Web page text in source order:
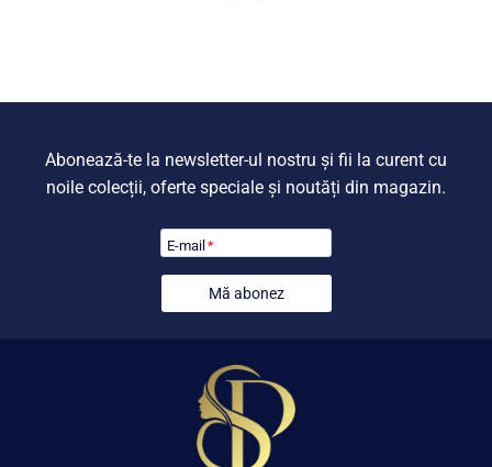
Abonează-te la newsletter-ul nostru și fii la curent cu
noile colecții, oferte speciale și noutăți din magazin.
E-mail *
Mă abonez